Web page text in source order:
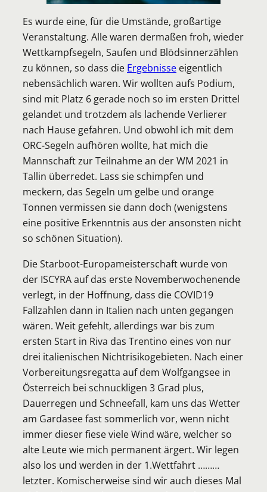
Es wurde eine, für die Umstände, großartige
Veranstaltung. Alle waren dermaßen froh, wieder
Wettkampfsegeln, Saufen und Blödsinnerzählen
zu können, so dass die Ergebnisse eigentlich
nebensächlich waren. Wir wollten aufs Podium,
sind mit Platz 6 gerade noch so im ersten Drittel
gelandet und trotzdem als lachende Verlierer
nach Hause gefahren. Und obwohl ich mit dem
ORC-Segeln aufhören wollte, hat mich die
Mannschaft zur Teilnahme an der WM 2021 in
Tallin überredet. Lass sie schimpfen und
meckern, das Segeln um gelbe und orange
Tonnen vermissen sie dann doch (wenigstens
eine positive Erkenntnis aus der ansonsten nicht
so schönen Situation).
Die Starboot-Europameisterschaft wurde von
der ISCYRA auf das erste Novemberwochenende
verlegt, in der Hoffnung, dass die COVID19
Fallzahlen dann in Italien nach unten gegangen
wären. Weit gefehlt, allerdings war bis zum
ersten Start in Riva das Trentino eines von nur
drei italienischen Nichtrisikogebieten. Nach einer
Vorbereitungsregatta auf dem Wolfgangsee in
Österreich bei schnuckligen 3 Grad plus,
Dauerregen und Schneefall, kam uns das Wetter
am Gardasee fast sommerlich vor, wenn nicht
immer dieser fiese viele Wind wäre, welcher so
alte Leute wie mich permanent ärgert. Wir legen
also los und werden in der 1.Wettfahrt ………
letzter. Komischerweise sind wir auch dieses Mal